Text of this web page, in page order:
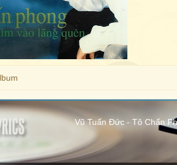
Vũ Tuấn Đức - Tô Chấn